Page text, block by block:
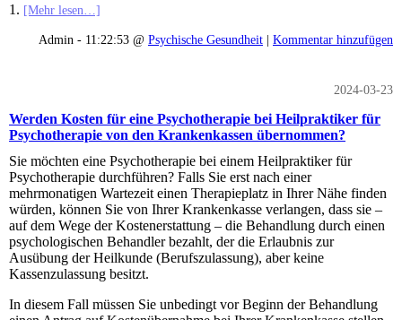
1. [Mehr lesen…]
Admin - 11:22:53 @ Psychische Gesundheit | Kommentar hinzufügen
2024-03-23
Werden Kosten für eine Psychotherapie bei Heilpraktiker für
Psychotherapie von den Krankenkassen übernommen?
Sie möchten eine Psychotherapie bei einem Heilpraktiker für
Psychotherapie durchführen? Falls Sie erst nach einer
mehrmonatigen Wartezeit einen Therapieplatz in Ihrer Nähe finden
würden, können Sie von Ihrer Krankenkasse verlangen, dass sie –
auf dem Wege der Kostenerstattung – die Behandlung durch einen
psychologischen Behandler bezahlt, der die Erlaubnis zur
Ausübung der Heilkunde (Berufszulassung), aber keine
Kassenzulassung besitzt.
In diesem Fall müssen Sie unbedingt vor Beginn der Behandlung